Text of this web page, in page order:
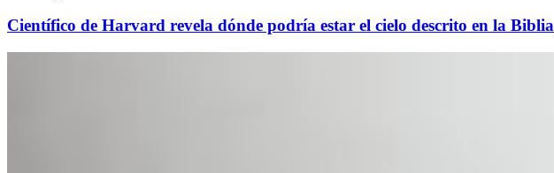
Científico de Harvard revela dónde podría estar el cielo descrito en la Biblia